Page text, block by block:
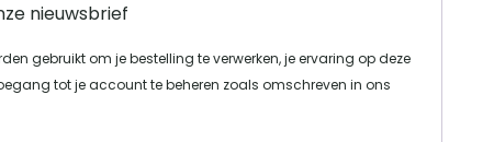
nieuwsbrief
gebruikt om je bestelling te verwerken, je ervaring op deze
tot je account te beheren zoals omschreven in ons